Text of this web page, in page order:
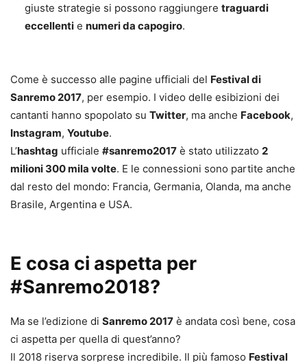
giuste strategie si possono raggiungere traguardi
eccellenti e numeri da capogiro.
Come è successo alle pagine ufficiali del Festival di
Sanremo 2017, per esempio. I video delle esibizioni dei
cantanti hanno spopolato su Twitter, ma anche Facebook,
Instagram, Youtube.
L’hashtag ufficiale #sanremo2017 è stato utilizzato 2
milioni 300 mila volte. E le connessioni sono partite anche
dal resto del mondo: Francia, Germania, Olanda, ma anche
Brasile, Argentina e USA.
E cosa ci aspetta per
#Sanremo2018?
Ma se l’edizione di Sanremo 2017 è andata così bene, cosa
ci aspetta per quella di quest’anno?
Il 2018 riserva sorprese incredibile. Il più famoso Festival